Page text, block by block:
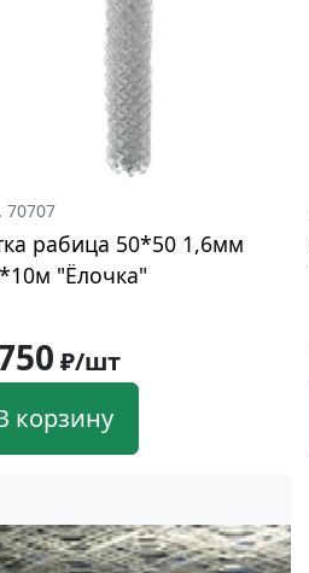
70707
рабица 50*50 1,6мм
"Ёлочка"
₽/шт
корзину